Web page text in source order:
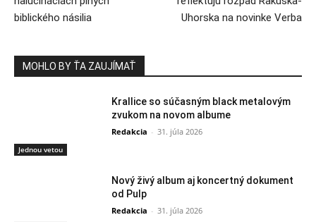
biblického násilia
Uhorska na novinke Verba
MOHLO BY ŤA ZAUJÍMAŤ
Jednou vetou
Krallice so súčasným black metalovým
zvukom na novom albume
Redakcia - 31. júla 2026
Nový živý album aj koncertný dokument
od Pulp
Redakcia - 31. júla 2026